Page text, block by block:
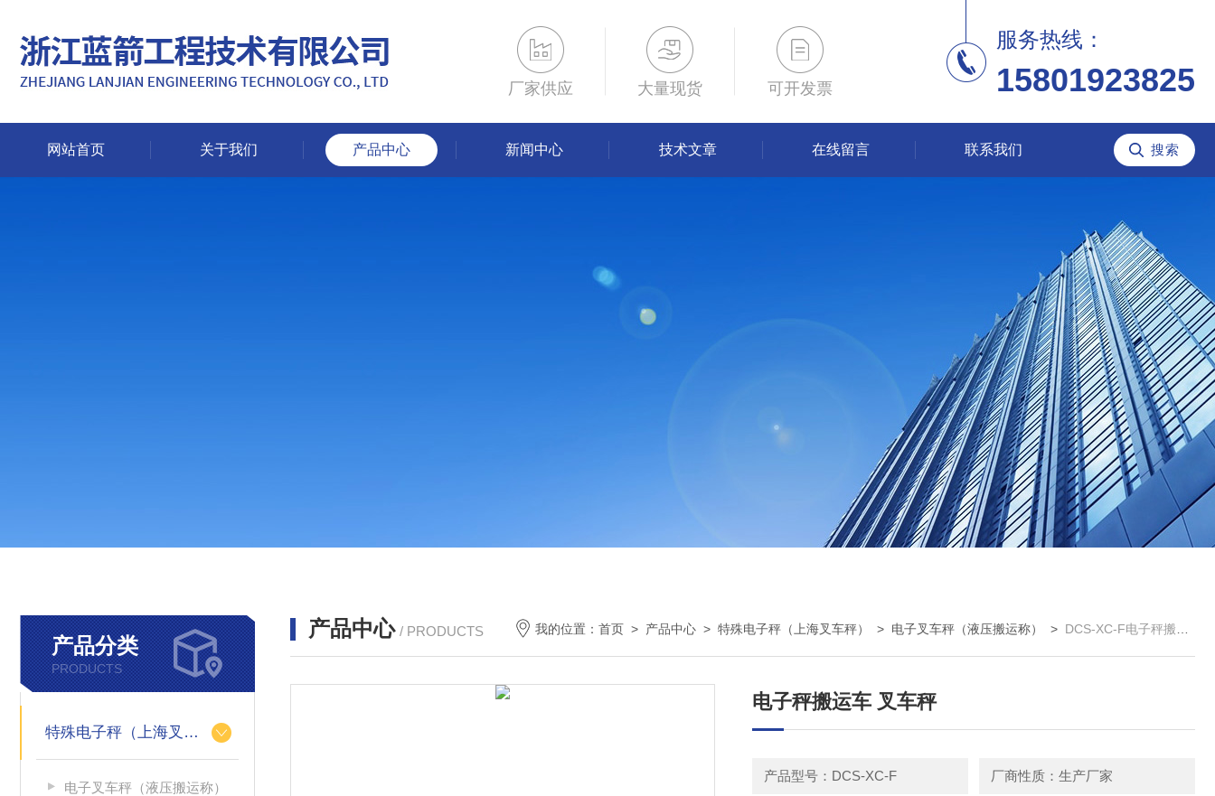
厂家供应 大量现货 可开发票
服务热线：
15801923825
网站首页 关于我们 产品中心 新闻中心 技术文章 在线留言 联系我们
产品分类
PRODUCTS
特殊电子秤（上海叉车秤）
电子叉车秤（液压搬运称）
产品中心 / PRODUCTS 我的位置：首页 > 产品中心 >特殊电子秤（上海叉车秤） > 电子叉车秤（液压搬运称） > DCS-XC-F电子秤搬运车 叉车秤
电子秤搬运车 叉车秤
产品型号：DCS-XC-F 厂商性质：生产厂家